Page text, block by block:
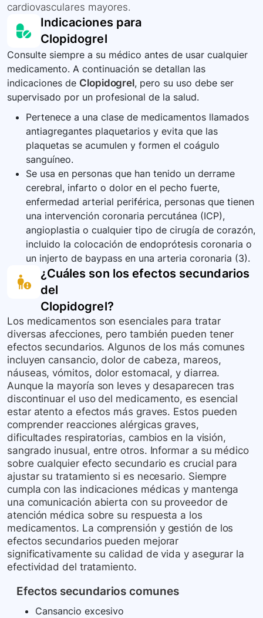
cardiovasculares mayores.
Indicaciones para
Clopidogrel
Consulte siempre a su médico antes de usar cualquier
medicamento. A continuación se detallan las
indicaciones de Clopidogrel, pero su uso debe ser
supervisado por un profesional de la salud.
Pertenece a una clase de medicamentos llamados
antiagregantes plaquetarios y evita que las
plaquetas se acumulen y formen el coágulo
sanguíneo.
Se usa en personas que han tenido un derrame
cerebral, infarto o dolor en el pecho fuerte,
enfermedad arterial periférica, personas que tienen
una intervención coronaria percutánea (ICP),
angioplastia o cualquier tipo de cirugía de corazón,
incluido la colocación de endoprótesis coronaria o
un injerto de baypass en una arteria coronaria (3).
¿Cuáles son los efectos secundarios
del
Clopidogrel?
Los medicamentos son esenciales para tratar
diversas afecciones, pero también pueden tener
efectos secundarios. Algunos de los más comunes
incluyen cansancio, dolor de cabeza, mareos,
náuseas, vómitos, dolor estomacal, y diarrea.
Aunque la mayoría son leves y desaparecen tras
discontinuar el uso del medicamento, es esencial
estar atento a efectos más graves. Estos pueden
comprender reacciones alérgicas graves,
dificultades respiratorias, cambios en la visión,
sangrado inusual, entre otros. Informar a su médico
sobre cualquier efecto secundario es crucial para
ajustar su tratamiento si es necesario. Siempre
cumpla con las indicaciones médicas y mantenga
una comunicación abierta con su proveedor de
atención médica sobre su respuesta a los
medicamentos. La comprensión y gestión de los
efectos secundarios pueden mejorar
significativamente su calidad de vida y asegurar la
efectividad del tratamiento.
Efectos secundarios comunes
Cansancio excesivo